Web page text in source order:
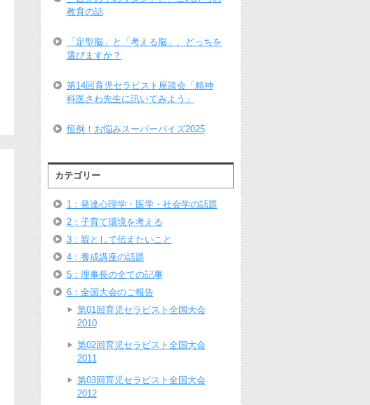
教育の話
「定型脳」と「考える脳」、どっちを
選びますか？
第14回育児セラピスト座談会「精神
科医さわ先生に訊いてみよう」
恒例！お悩みスーパーバイズ2025
カテゴリー
1：発達心理学・医学・社会学の話題
2：子育て環境を考える
3：親として伝えたいこと
4：養成講座の話題
5：理事長の全ての記事
6：全国大会のご報告
第01回育児セラピスト全国大会
2010
第02回育児セラピスト全国大会
2011
第03回育児セラピスト全国大会
2012